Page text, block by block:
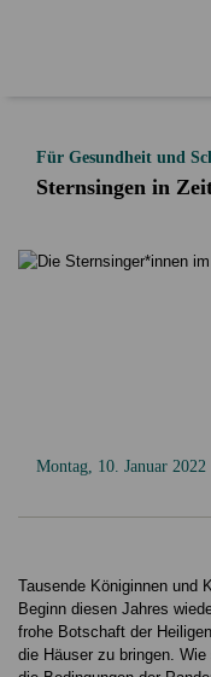
Für Gesundheit und
Sternsingen in
Montag, 10. Januar 2022
Tausende Königinnen und
Beginn diesen Jahres
frohe Botschaft der
die Häuser zu bringen.